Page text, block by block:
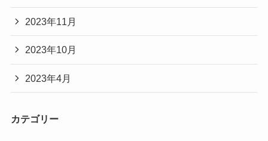
2023年11月
2023年10月
2023年4月
カテゴリー